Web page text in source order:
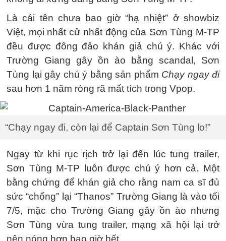
Là cái tên chưa bao giờ “hạ nhiệt” ở showbiz
Việt, mọi nhất cử nhất động của Sơn Tùng M-TP
đều được đông đảo khán giả chú ý. Khác với
Trường Giang gây ồn ào bằng scandal, Sơn
Tùng lại gây chú ý bằng sản phẩm Chạy ngay đi
sau hơn 1 năm ròng rã mất tích trong Vpop.
“Chạy ngay đi, còn lại để Captain Sơn Tùng lo!”
Ngay từ khi rục rịch trở lại đến lúc tung trailer,
Sơn Tùng M-TP luôn được chú ý hơn cả. Một
bằng chứng để khán giả cho rằng nam ca sĩ đủ
sức “chống” lại “Thanos” Trường Giang là vào tối
7/5, mặc cho Trường Giang gây ồn ào nhưng
Sơn Tùng vừa tung trailer, mạng xã hội lại trở
nên nóng hơn bao giờ hết.